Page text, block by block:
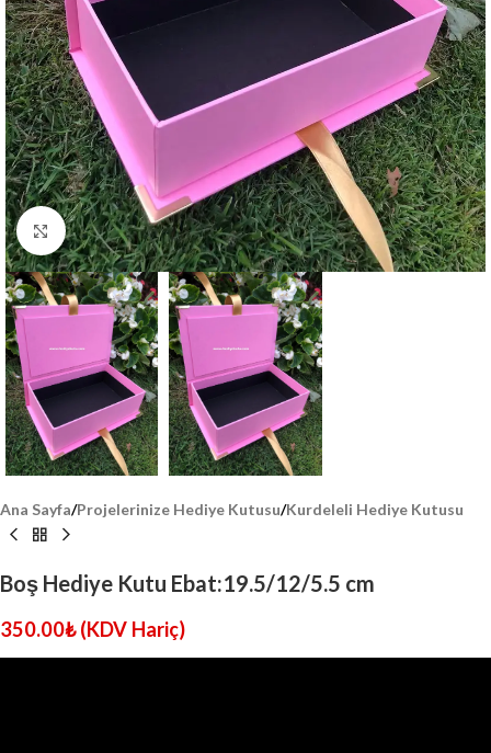
Click to enlarge
Ana Sayfa/Projelerinize Hediye Kutusu/Kurdeleli Hediye Kutusu
Boş Hediye Kutu Ebat:19.5/12/5.5 cm
350.00₺ (KDV Hariç)